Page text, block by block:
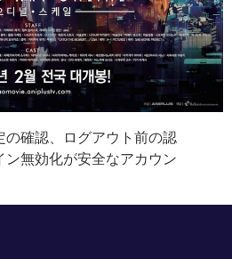
の確認、ログアウト前の認
ン無効化が安全なアカウン